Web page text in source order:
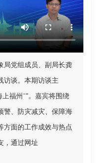
局党组成员、副局长龚
访谈。本期访谈主
福州’”。嘉宾将围绕
警、防灾减灾、保障海
方面的工作成效与热点
，通过网址